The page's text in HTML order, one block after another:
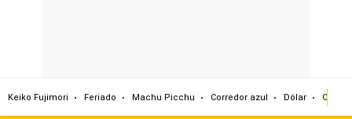
Keiko Fujimori Feriado Machu Picchu Corredor azul Dólar